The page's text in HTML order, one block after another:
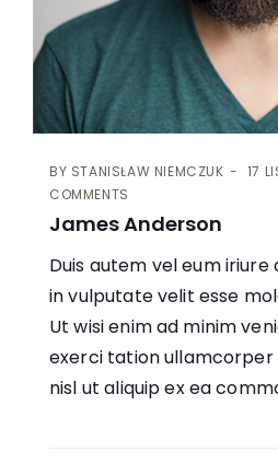
BY STANISŁAW NIEMCZUK 17
COMMENTS
James Anderson
Duis autem vel eum
in vulputate velit esse
Ut wisi enim ad minim
exerci tation ullamcorper
nisl ut aliquip ex ea